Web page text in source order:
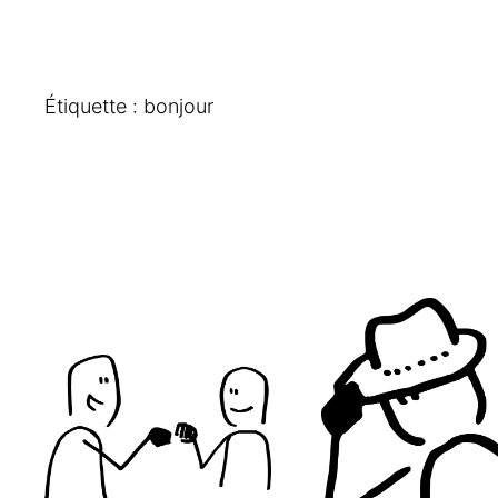
Étiquette : bonjour